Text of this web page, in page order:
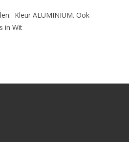
Kleur ALUMINIUM. Ook
in Wit